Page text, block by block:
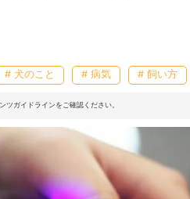
# 犬のこと # 病気 # 飼い方
ガイドラインをご確認ください。